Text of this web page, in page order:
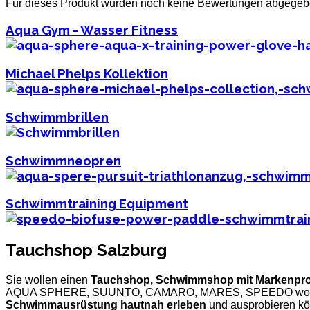
Für dieses Produkt wurden noch keine Bewertungen
Aqua Gym - Wasser Fitness
Michael Phelps Kollektion
Schwimmbrillen
Schwimmneopren
Schwimmtraining Equipment
Tauchshop Salzburg
Sie wollen einen Tauchshop, Schwimmshop mit
AQUA SPHERE, SUUNTO, CAMARO, MARES, SPEEDO
Schwimmausrüstung hautnah erleben und ausprobieren